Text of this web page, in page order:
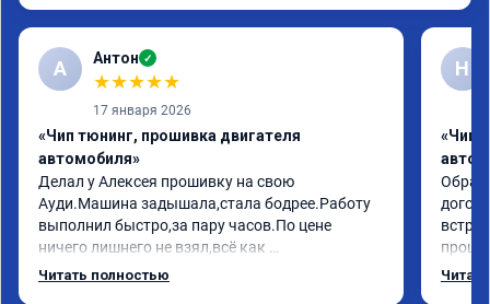
А Антон ✓
★★★★★
17 января 2026
«Чип тюнинг, прошивка двигателя
автомобиля»
Делал у Алексея прошивку на свою
Ауди.Машина задышала,стала бодрее.Работу
выполнил быстро,за пару часов.По цене
ничего лишнего не взял,всё как
договаривались заранее.После работы
Читать полностью
Н
«Чип
Арман